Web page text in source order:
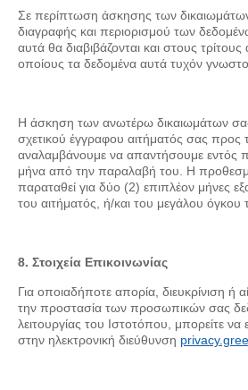
Σε περίπτωση άσκησης των
διαγραφής και περιορισμού των
αυτά θα διαβιβάζονται και στους
οποίους τα δεδομένα αυτά τυχόν
Η άσκηση των ανωτέρω δικαιωμάτων
σχετικού έγγραφου αιτήματός σας προς
αναλαμβάνουμε να απαντήσουμε εντός
μήνα από την παραλαβή του. Η
παραταθεί για δύο (2) επιπλέον μήνες
του αιτήματός, ή/και του μεγάλου όγκου
8. Στοιχεία Επικοινωνίας
Για οποιαδήποτε απορία, διευκρίνιση ή
την προστασία των προσωπικών σας
λειτουργίας του Ιστοτόπου, μπορείτε να
στην ηλεκτρονική διεύθυνση